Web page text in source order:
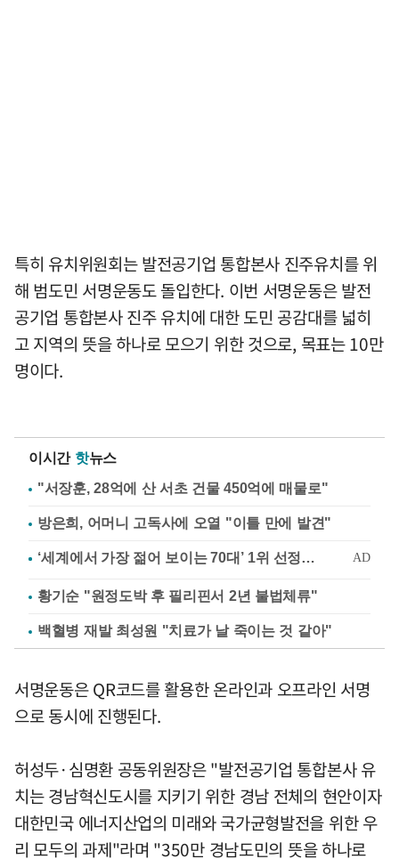
특히 유치위원회는 발전공기업 통합본사 진주유치를 위
해 범도민 서명운동도 돌입한다. 이번 서명운동은 발전
공기업 통합본사 진주 유치에 대한 도민 공감대를 넓히
고 지역의 뜻을 하나로 모으기 위한 것으로, 목표는 10만
명이다.
이시간 핫뉴스
"서장훈, 28억에 산 서초 건물 450억에 매물로"
방은희, 어머니 고독사에 오열 "이틀 만에 발견"
황기순 "원정도박 후 필리핀서 2년 불법체류"
백혈병 재발 최성원 "치료가 날 죽이는 것 같아"
서명운동은 QR코드를 활용한 온라인과 오프라인 서명
으로 동시에 진행된다.
허성두·심명환 공동위원장은 "발전공기업 통합본사 유
치는 경남혁신도시를 지키기 위한 경남 전체의 현안이자
대한민국 에너지산업의 미래와 국가균형발전을 위한 우
리 모두의 과제"라며 "350만 경남도민의 뜻을 하나로